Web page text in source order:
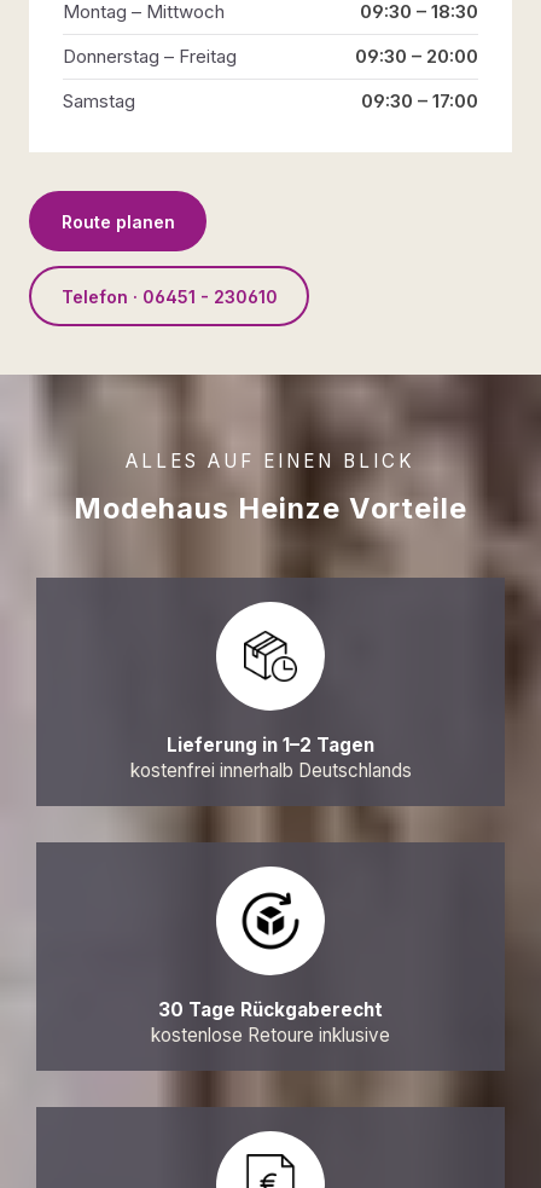
Montag – Mittwoch
09:30 – 18:30
Donnerstag – Freitag
09:30 – 20:00
Samstag
09:30 – 17:00
Route planen
Telefon · 06451 - 230610
ALLES AUF EINEN BLICK
Modehaus Heinze Vorteile
Lieferung in 1–2 Tagen
kostenfrei innerhalb Deutschlands
30 Tage Rückgaberecht
kostenlose Retoure inklusive